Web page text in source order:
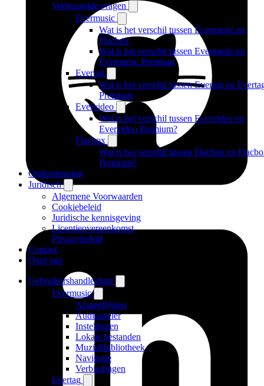
Veelgestelde vragen
Evermusic
Wat is het verschil tussen Evermusic en
Flacbox
Wat is het verschil tussen Evermusic en
Evermusic Premium
Evertag
Wat is het verschil tussen Evertag en
Premium
Evervideo
Wat is het verschil tussen Evervideo en
Evervideo Premium?
Flacbox
Wat is het verschil tussen Flacbox en
Premium?
Ondersteuning
Juridisch
Algemene Voorwaarden
Cookiebeleid
Juridische kennisgeving
Licentieovereenkomst
Privacybeleid
Contact
Over ons
Gebruikershandleiding
Evermusic
Afspeellijsten
Audiospeler
Instellingen
Lokale bestanden
Muziekbibliotheek
Navigatie
Verbindingen
Evertag